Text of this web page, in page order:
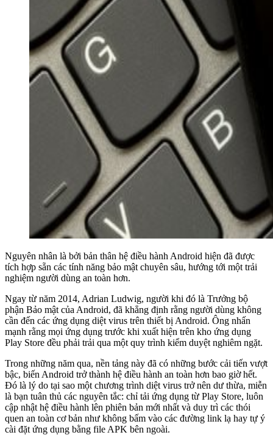
Nguyên nhân là bởi bản thân hệ điều hành Android hiện đã được
tích hợp sẵn các tính năng bảo mật chuyên sâu, hướng tới một trải
nghiệm người dùng an toàn hơn.
Ngay từ năm 2014, Adrian Ludwig, người khi đó là Trưởng bộ
phận Bảo mật của Android, đã khẳng định rằng người dùng không
cần đến các ứng dụng diệt virus trên thiết bị Android. Ông nhấn
mạnh rằng mọi ứng dụng trước khi xuất hiện trên kho ứng dụng
Play Store đều phải trải qua một quy trình kiểm duyệt nghiêm ngặt.
Trong những năm qua, nền tảng này đã có những bước cải tiến vượt
bậc, biến Android trở thành hệ điều hành an toàn hơn bao giờ hết.
Đó là lý do tại sao một chương trình diệt virus trở nên dư thừa, miễn
là bạn tuân thủ các nguyên tắc: chỉ tải ứng dụng từ Play Store, luôn
cập nhật hệ điều hành lên phiên bản mới nhất và duy trì các thói
quen an toàn cơ bản như không bấm vào các đường link lạ hay tự ý
cài đặt ứng dụng bằng file APK bên ngoài.